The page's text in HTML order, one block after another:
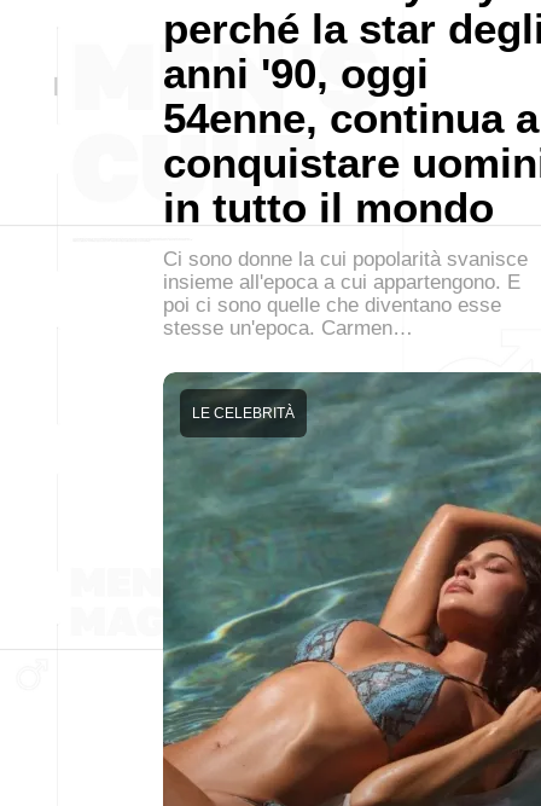
perché la star
anni '90, oggi
54enne, continua a
conquistare
in tutto il mondo
Ci sono donne la cui popolarità svanisce
insieme all'epoca a cui appartengono. E
poi ci sono quelle che diventano esse
stesse un'epoca. Carmen…
LE CELEBRITÀ